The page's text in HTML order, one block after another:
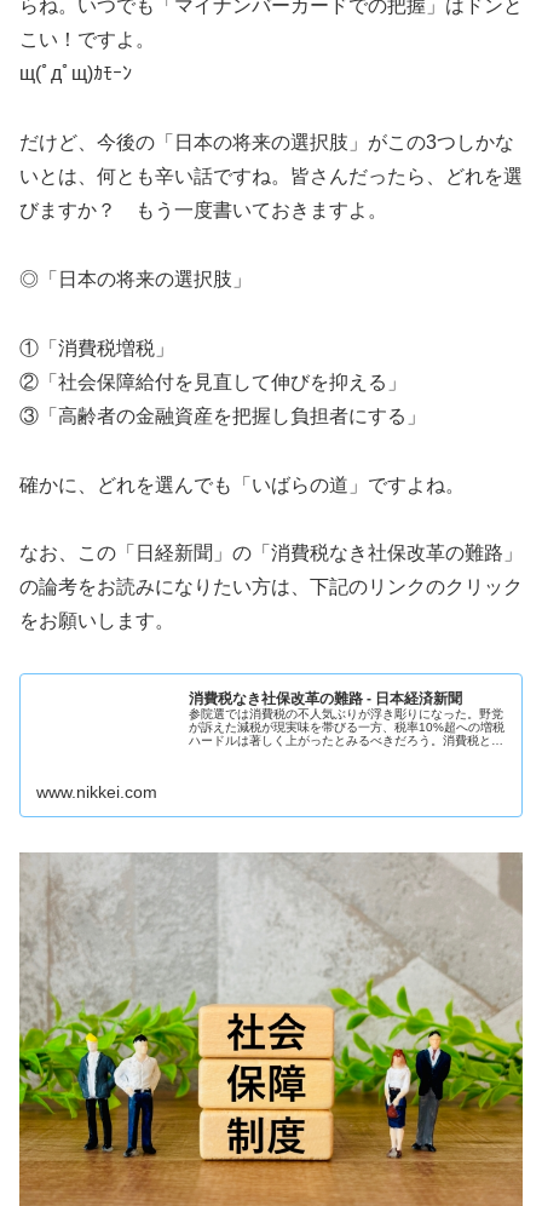
らね。いつでも「マイナンバーカードでの把握」はドンと
こい！ですよ。
щ(ﾟдﾟщ)ｶﾓｰﾝ
だけど、今後の「日本の将来の選択肢」がこの3つしかな
いとは、何とも辛い話ですね。皆さんだったら、どれを選
びますか？ もう一度書いておきますよ。
◎「日本の将来の選択肢」
①「消費税増税」
②「社会保障給付を見直して伸びを抑える」
③「高齢者の金融資産を把握し負担者にする」
確かに、どれを選んでも「いばらの道」ですよね。
なお、この「日経新聞」の「消費税なき社保改革の難路」
の論考をお読みになりたい方は、下記のリンクのクリック
をお願いします。
消費税なき社保改革の難路 - 日本経済新聞
参院選では消費税の不人気ぶりが浮き彫りになった。野党
が訴えた減税が現実味を帯びる一方、税率10%超への増税
ハードルは著しく上がったとみるべきだろう。消費税とい
www.nikkei.com